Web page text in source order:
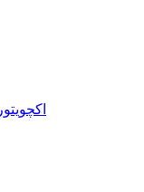
اکچویتور